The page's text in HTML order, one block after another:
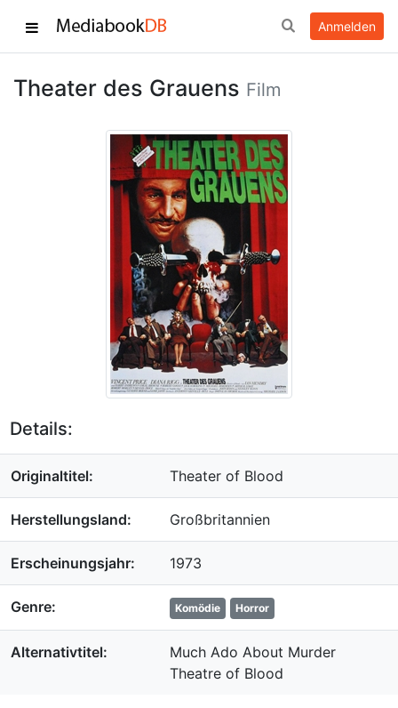
Anmelden
Theater des Grauens Film
Details:
Originaltitel: Theater of Blood
Herstellungsland: Großbritannien
Erscheinungsjahr: 1973
Genre: Komödie Horror
Alternativtitel:
Much Ado About Murder
Theatre of Blood